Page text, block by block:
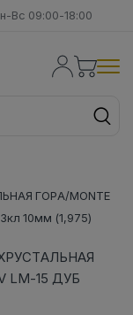
Вс 09:00-18:00
ГОРА/MONTE
10мм (1,975)